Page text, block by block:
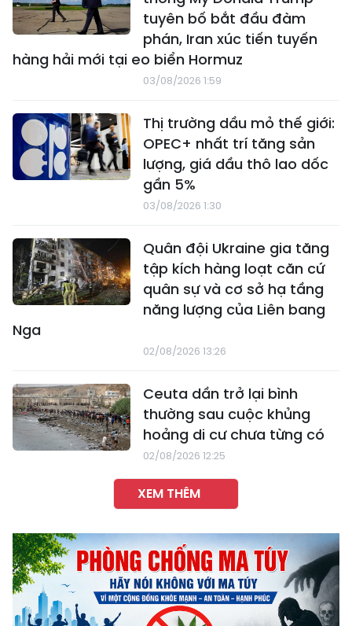
tuyên bố bắt đầu đàm
phán, Iran xúc tiến tuyến
hàng hải mới tại eo biển Hormuz
03/08/2026 1:59
Thị trường dầu mỏ thế giới:
OPEC+ nhất trí tăng sản
lượng, giá dầu thô lao dốc
gần 5%
03/08/2026 1:30
Quân đội Ukraine gia tăng
tập kích hàng loạt căn cứ
quân sự và cơ sở hạ tầng
năng lượng của Liên bang
Nga
02/08/2026 13:26
Ceuta dần trở lại bình
thường sau cuộc khủng
hoảng di cư chưa từng có
02/08/2026 12:25
XEM THÊM